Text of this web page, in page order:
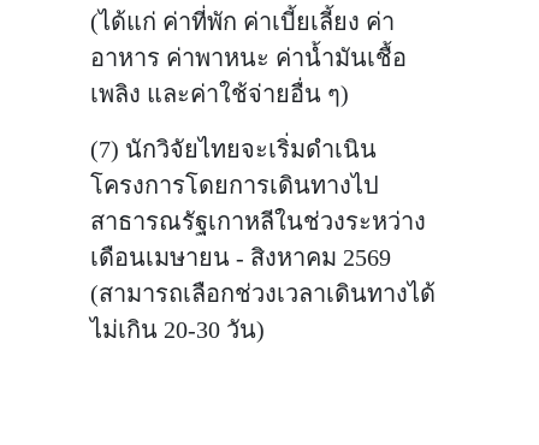
(ได้แก่ ค่าที่พัก ค่าเบี้ยเลี้ยง ค่า
อาหาร ค่าพาหนะ ค่าน้ำมันเชื้อ
เพลิง และค่าใช้จ่ายอื่น ๆ)
(7) นักวิจัยไทยจะเริ่มดำเนิน
โครงการโดยการเดินทางไป
สาธารณรัฐเกาหลีในช่วงระหว่าง
เดือนเมษายน - สิงหาคม 2569
(สามารถเลือกช่วงเวลาเดินทางได้
ไม่เกิน 20-30 วัน)